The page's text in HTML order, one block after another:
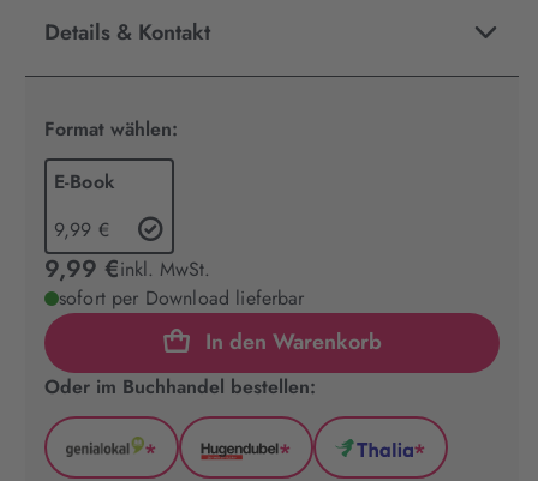
Details & Kontakt
Format wählen:
E-Book
9,99 €
9,99 €inkl. MwSt.
sofort per Download lieferbar
In den Warenkorb
Oder im Buchhandel bestellen:
GenialLokal
*
Hugendubel
*
Thalia
*